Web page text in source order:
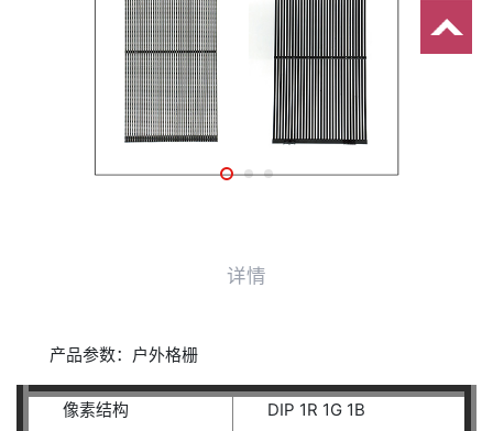
详情
产品参数：户外格栅
像素结构 DIP 1R 1G 1B